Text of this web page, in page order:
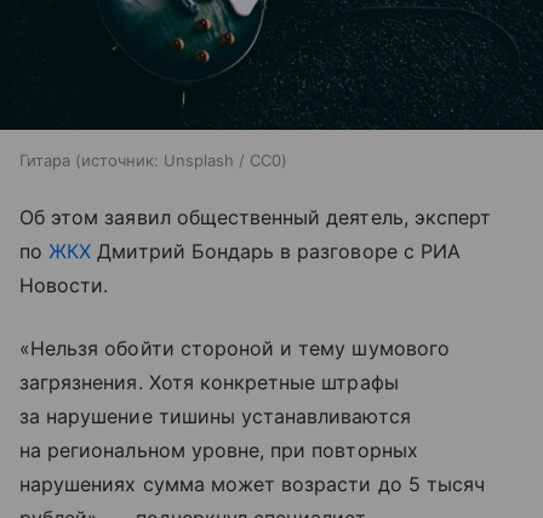
Гитара источник: Unsplash / CC0
Об этом заявил общественный деятель, эксперт
поЖКХ Дмитрий Бондарь в разговоре с РИА
Новости.
«Нельзя обойти стороной и тему шумового
загрязнения. Хотя конкретные штрафы
за нарушение тишины устанавливаются
на региональном уровне, при повторных
нарушениях сумма может возрасти до 5 тысяч